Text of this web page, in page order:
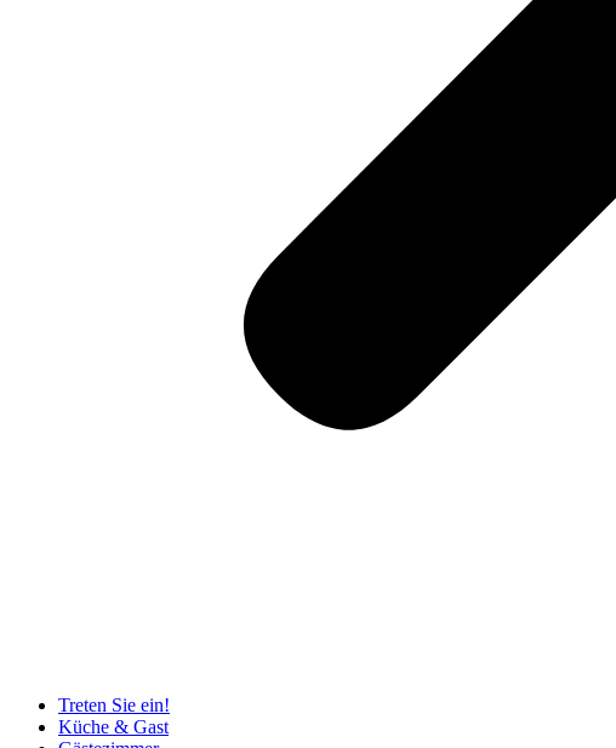
Treten Sie ein!
Küche & Gast